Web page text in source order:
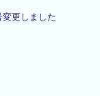
更しました